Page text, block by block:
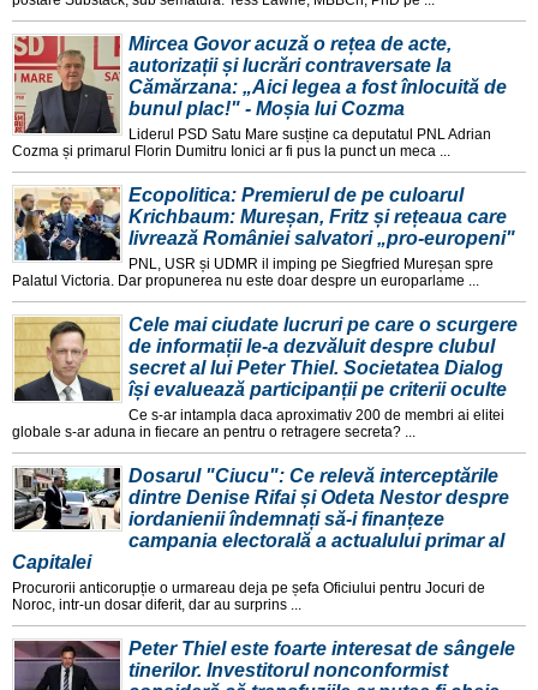
Mircea Govor acuză o rețea de acte,
autorizații și lucrări contraversate la
Cămărzana: „Aici legea a fost înlocuită de
bunul plac!" - Moșia lui Cozma
Liderul PSD Satu Mare susține ca deputatul PNL Adrian
Cozma și primarul Florin Dumitru Ionici ar fi pus la punct un meca ...
Ecopolitica: Premierul de pe culoarul
Krichbaum: Mureșan, Fritz și rețeaua care
livrează României salvatori „pro-europeni"
PNL, USR și UDMR il imping pe Siegfried Mureșan spre
Palatul Victoria. Dar propunerea nu este doar despre un europarlame ...
Cele mai ciudate lucruri pe care o scurgere
de informații le-a dezvăluit despre clubul
secret al lui Peter Thiel. Societatea Dialog
își evaluează participanții pe criterii oculte
Ce s-ar intampla daca aproximativ 200 de membri ai elitei
globale s-ar aduna in fiecare an pentru o retragere secreta? ...
Dosarul "Ciucu": Ce relevă interceptările
dintre Denise Rifai și Odeta Nestor despre
iordanienii îndemnați să-i finanțeze
campania electorală a actualului primar al
Capitalei
Procurorii anticorupție o urmareau deja pe șefa Oficiului pentru Jocuri de
Noroc, intr-un dosar diferit, dar au surprins ...
Peter Thiel este foarte interesat de sângele
tinerilor. Investitorul nonconformist